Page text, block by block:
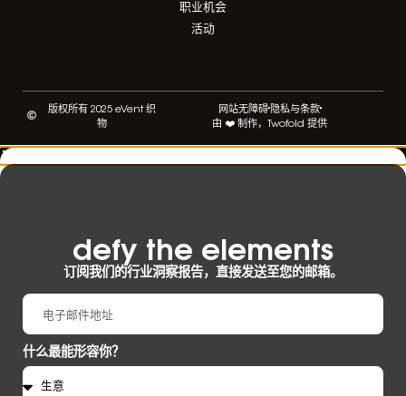
职业机会
活动
版权所有 2025 eVent 织
物
网站无障碍隐私与条款
由 ❤️ 制作，Twofold 提供
defy the elements​
订阅我们的行业洞察报告，直接发送至您的邮箱。
什么最能形容你？